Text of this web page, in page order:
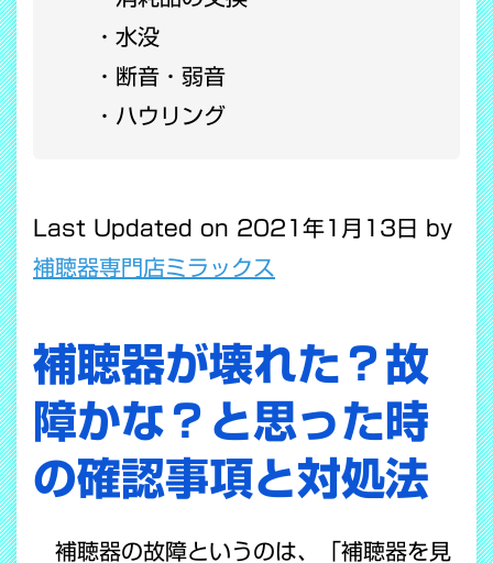
水没
断音・弱音
ハウリング
Last Updated on 2021年1月13日 by
補聴器専門店ミラックス
補聴器が壊れた？故
障かな？と思った時
の確認事項と対処法
補聴器の故障というのは、「補聴器を見